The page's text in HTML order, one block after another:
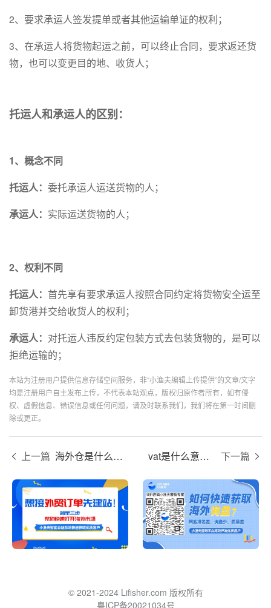
2、要求承运人签发提单或者其他运输单证的权利；
3、在承运人将货物起运之前，可以终止合同，要求返还货
物，也可以变更目的地、收货人；
托运人和承运人的区别：
1、概念不同
托运人： 委托承运人运送货物的人；
承运人： 实际运送货物的人；
2、权利不同
托运人： 首先享有要求承运人按照合同约定将货物安全运至
卸货港并交给收货人的权利；
承运人： 对托运人违反约定包装方式去包装货物的，是可以
拒绝运输的；
本站为注册用户提供信息存储空间服务，非“小渔夫编辑上传提供”的文章/文字
均是注册用户自主发布上传，不代表本站观点，版权归原作者所有，如有侵
权、虚假信息、错误信息或任何问题，请及时联系我们，我们将在第一时间删
除或更正。
上一篇 海外仓是什么意思？ vat是什么意思？ 下一篇
© 2021-2024 Lifisher.com 版权所有
粤ICP备20021034号